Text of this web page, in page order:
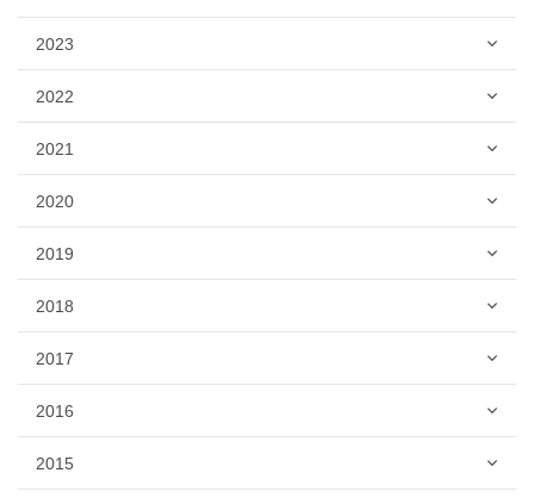
2023
2022
2021
2020
2019
2018
2017
2016
2015